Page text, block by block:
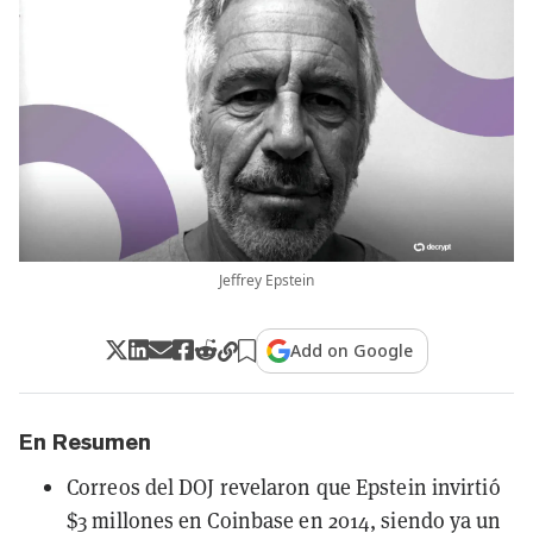
Jeffrey Epstein
Add on Google
En Resumen
Correos del DOJ revelaron que Epstein invirtió
$3 millones en Coinbase en 2014, siendo ya un